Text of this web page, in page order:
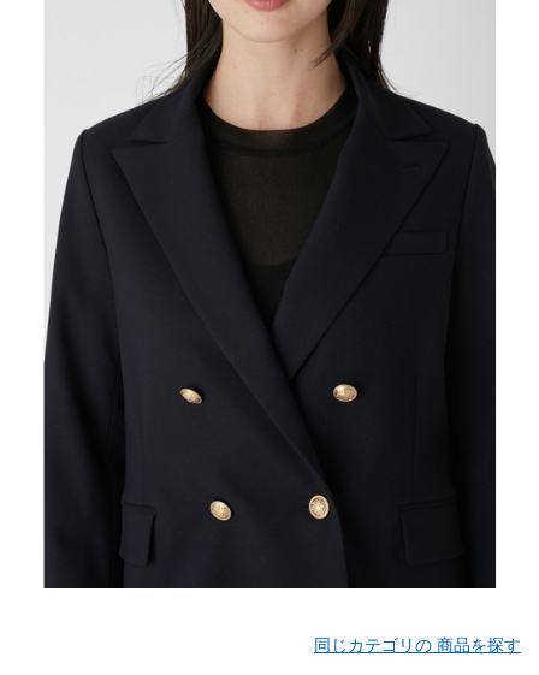
同じカテゴリの 商品を探す